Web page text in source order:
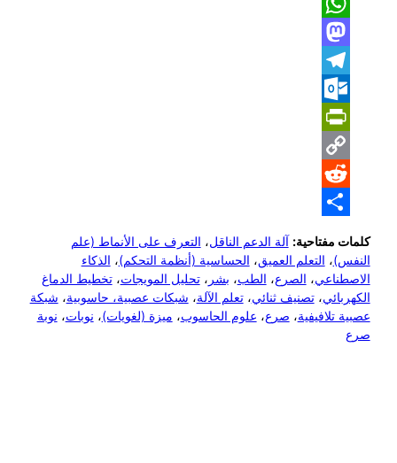
Messenger
WhatsApp
Mastodon
Telegram
Outlook.com
PrintFriendly
Copy
Link
Reddit
كلمات مفتاحية: آلة الدعم الناقل، التعرف على الأنماط (علم
النفس)، التعلم العميق، الحساسية (أنظمة التحكم)، الذكاء
الاصطناعي، الصرع، الطب، بشر ،تحليل المويجات،تخطيط الدماغ
الكهربائي،تصنيف ثنائي،تعلم الآلة، شبكات عصبية، حاسوبية، شبكة
عصبية تلافيفية، صرع، علوم الحاسوب، ميزة (لغويات)، نوبات، نوبة
صرع